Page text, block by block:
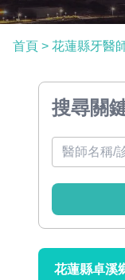
首頁 > 花蓮縣牙醫
搜尋關
花蓮縣卓溪